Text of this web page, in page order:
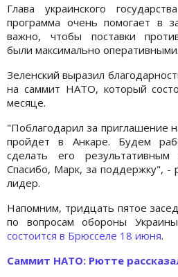
Глава украинского
программа очень помогает в
важно, чтобы поставки
были максимально оперативными.
Зеленский выразил
на саммит НАТО, который
месяце.
"Поблагодарил за приглашение
пройдет в Анкаре. Будем
сделать его
Спасибо, Марк, за поддержку", -
лидер.
Напомним, тридцать пятое
по вопросам обороны
состоится в Брюсселе 18 июня.
Саммит НАТО: Рютте